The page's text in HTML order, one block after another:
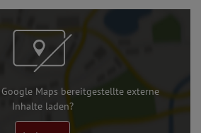
Maps bereitgestellte externe
Inhalte laden?